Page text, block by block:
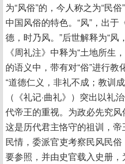
为“风俗”的，今人称之为“民
中国风俗的特色。“风”，出于
德，时乃风。”后世解释为“风
《周礼注》中释为“土地所生
的语义中，带有对“俗”进行
“道德仁义，非礼不成；教训
（《礼记·曲礼》）突出以礼
代帝王的重视。为政必先究风
这是历代君主恪守的祖训，
民情，委派官吏考察民风民
要参照，并由史官载入史册